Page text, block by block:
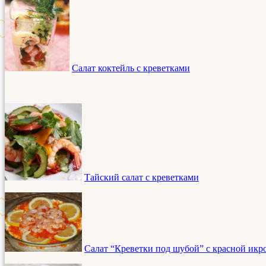
Салат коктейль с креветками
Тайский салат с креветками
Салат “Креветки под шубой” с красной